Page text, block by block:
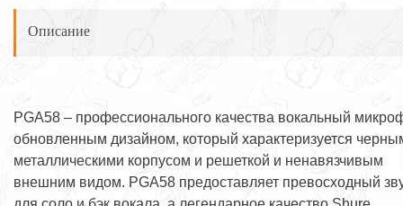
Описание
PGA58 – профессионального качества вокальный
обновленным дизайном, который характеризуется
металлическими корпусом и решеткой и ненавязчивым
внешним видом. PGA58 предоставляет превосходный